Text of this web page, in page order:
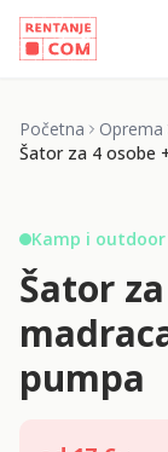
Početna Oprema
Šator za 4 osobe
Kamp i
Šator
pumpa